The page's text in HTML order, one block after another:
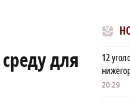
для
12
20:29